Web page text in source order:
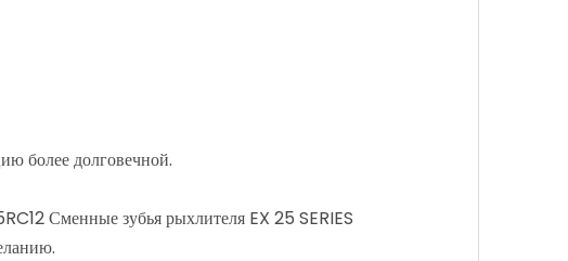
более долговечной.
Сменные зубья рыхлителя EX 25 SERIES